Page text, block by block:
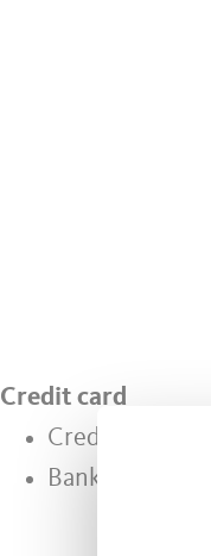
Credit card
Credit card
Bank card/